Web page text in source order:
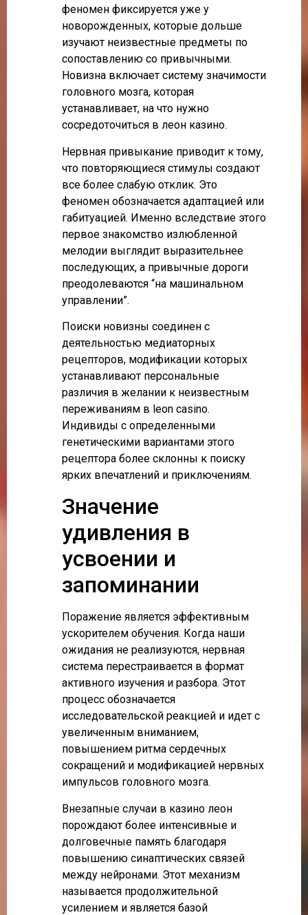
феномен фиксируется уже у
новорожденных, которые дольше
изучают неизвестные предметы по
сопоставлению со привычными.
Новизна включает систему значимости
головного мозга, которая
устанавливает, на что нужно
сосредоточиться в леон казино.
Нервная привыкание приводит к тому,
что повторяющиеся стимулы создают
все более слабую отклик. Это
феномен обозначается адаптацией или
габитуацией. Именно вследствие этого
первое знакомство излюбленной
мелодии выглядит выразительнее
последующих, а привычные дороги
преодолеваются “на машинальном
управлении”.
Поиски новизны соединен с
деятельностью медиаторных
рецепторов, модификации которых
устанавливают персональные
различия в желании к неизвестным
переживаниям в leon casino.
Индивиды с определенными
генетическими вариантами этого
рецептора более склонны к поиску
ярких впечатлений и приключениям.
Значение
удивления в
усвоении и
запоминании
Поражение является эффективным
ускорителем обучения. Когда наши
ожидания не реализуются, нервная
система перестраивается в формат
активного изучения и разбора. Этот
процесс обозначается
исследовательской реакцией и идет с
увеличенным вниманием,
повышением ритма сердечных
сокращений и модификацией нервных
импульсов головного мозга.
Внезапные случаи в казино леон
порождают более интенсивные и
долговечные память благодаря
повышению синаптических связей
между нейронами. Этот механизм
называется продолжительной
усилением и является базой